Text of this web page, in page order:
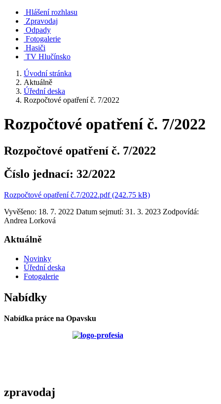
Hlášení rozhlasu
Zpravodaj
Odpady
Fotogalerie
Hasiči
TV Hlučínsko
Úvodní stránka
Aktuálně
Úřední deska
Rozpočtové opatření č. 7/2022
Rozpočtové opatření č. 7/2022
Rozpočtové opatření č. 7/2022
Číslo jednací: 32/2022
Rozpočtové opatření č.7/2022.pdf (242.75 kB)
Vyvěšeno: 18. 7. 2022 Datum sejmutí: 31. 3. 2023 Zodpovídá:
Andrea Lorková
Aktuálně
Novinky
Úřední deska
Fotogalerie
Nabídky
Nabídka práce na Opavsku
zpravodaj